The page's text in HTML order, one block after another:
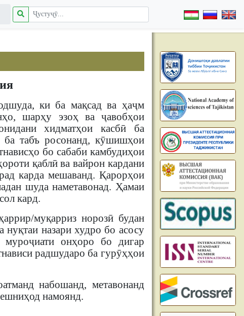
ки ба мақсад ва ҳаҷм
шарҳу эзоҳ ва ҷавобҳои
хидматҳои касбӣ ба
табъ росонанд, кӯшишҳои
бо сабаби камбудиҳои
қаблӣ ва вайрон кардани
карда мешаванд. Қарорҳои
шуда наметавонад. Ҳамаи
кард.
муқарриз норозӣ будан
нуқтаи назари худро бо асосу
муроҷиати онҳоро бо дигар
радшударо ба гурӯҳҳои
набошанд, метавонанд
намоянд.